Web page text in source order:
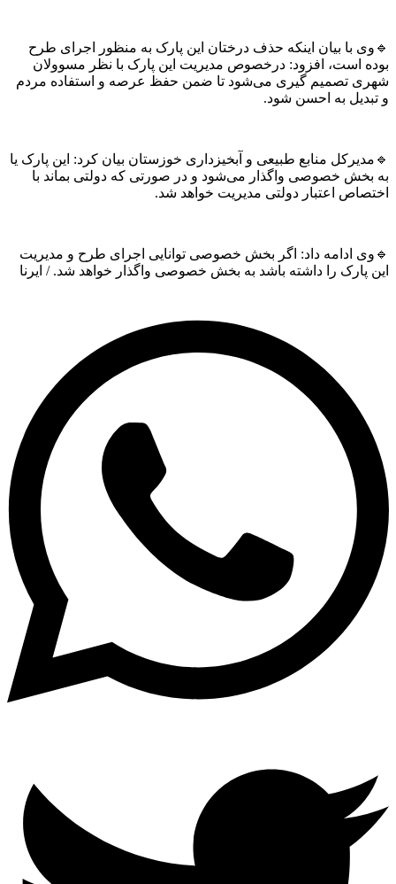
با بیان اینکه حذف درختان این پارک به منظور اجرای طرح
است، افزود: درخصوص مدیریت این پارک با نظر مسوولان
تصمیم گیری می‌شود تا ضمن حفظ عرصه و استفاده مردم
به احسن شود.
منابع طبیعی و آبخیزداری خوزستان بیان کرد: این پارک یا
خصوصی واگذار می‌شود و در صورتی که دولتی بماند با
اعتبار دولتی مدیریت خواهد شد.
ادامه داد: اگر بخش خصوصی توانایی اجرای طرح و مدیریت
را داشته باشد به بخش خصوصی واگذار خواهد شد. / ایرنا